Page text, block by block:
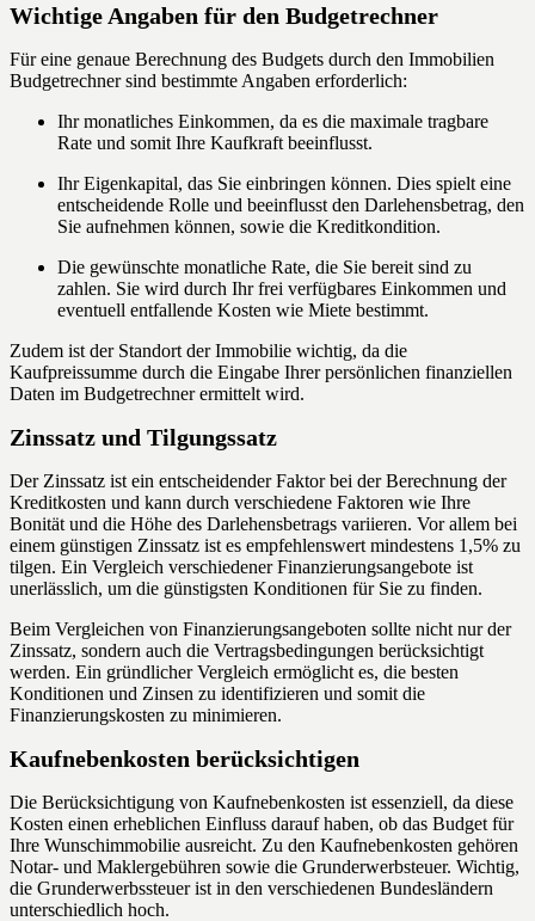
Wichtige Angaben für den Budgetrechner
Für eine genaue Berechnung des Budgets durch den Immobilien
Budgetrechner sind bestimmte Angaben erforderlich:
Ihr monatliches Einkommen, da es die maximale tragbare
Rate und somit Ihre Kaufkraft beeinflusst.
Ihr Eigenkapital, das Sie einbringen können. Dies spielt eine
entscheidende Rolle und beeinflusst den Darlehensbetrag, den
Sie aufnehmen können, sowie die Kreditkondition.
Die gewünschte monatliche Rate, die Sie bereit sind zu
zahlen. Sie wird durch Ihr frei verfügbares Einkommen und
eventuell entfallende Kosten wie Miete bestimmt.
Zudem ist der Standort der Immobilie wichtig, da die
Kaufpreissumme durch die Eingabe Ihrer persönlichen finanziellen
Daten im Budgetrechner ermittelt wird.
Zinssatz und Tilgungssatz
Der Zinssatz ist ein entscheidender Faktor bei der Berechnung der
Kreditkosten und kann durch verschiedene Faktoren wie Ihre
Bonität und die Höhe des Darlehensbetrags variieren. Vor allem bei
einem günstigen Zinssatz ist es empfehlenswert mindestens 1,5% zu
tilgen. Ein Vergleich verschiedener Finanzierungsangebote ist
unerlässlich, um die günstigsten Konditionen für Sie zu finden.
Beim Vergleichen von Finanzierungsangeboten sollte nicht nur der
Zinssatz, sondern auch die Vertragsbedingungen berücksichtigt
werden. Ein gründlicher Vergleich ermöglicht es, die besten
Konditionen und Zinsen zu identifizieren und somit die
Finanzierungskosten zu minimieren.
Kaufnebenkosten berücksichtigen
Die Berücksichtigung von Kaufnebenkosten ist essenziell, da diese
Kosten einen erheblichen Einfluss darauf haben, ob das Budget für
Ihre Wunschimmobilie ausreicht. Zu den Kaufnebenkosten gehören
Notar- und Maklergebühren sowie die Grunderwerbsteuer. Wichtig,
die Grunderwerbssteuer ist in den verschiedenen Bundesländern
unterschiedlich hoch.